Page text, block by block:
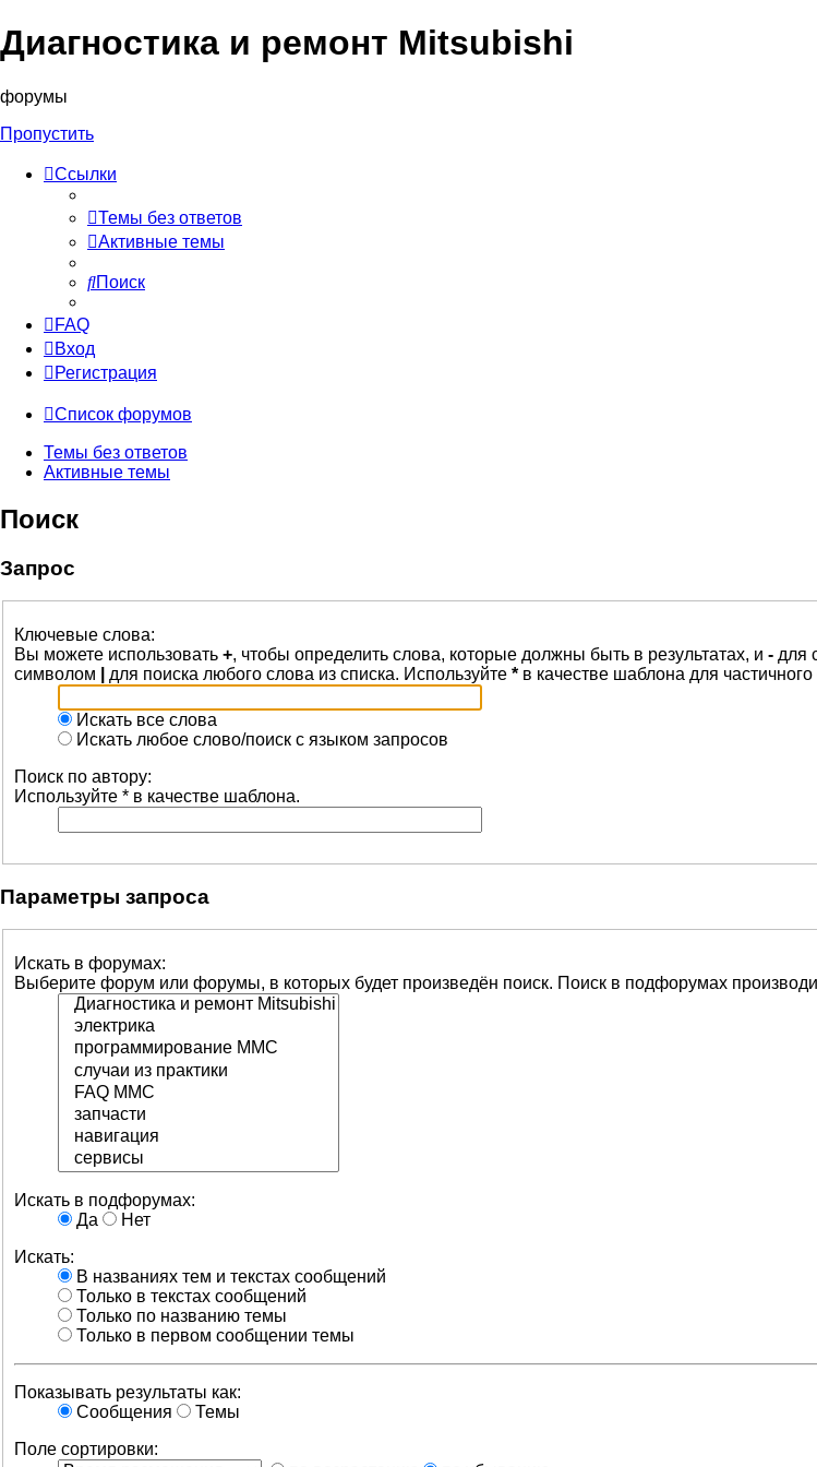
Диагностика и ремонт Mitsubishi
форумы
Пропустить
Ссылки
Темы без ответов
Активные темы
Поиск
FAQ
Вход
Регистрация
Список форумов
Темы без ответов
Активные темы
Поиск
Запрос
Ключевые слова:
Вы можете использовать +, чтобы определить слова, которые должны быть в результатах, и - для
символом
для поиска любого слова из списка. Используйте * в качестве шаблона для
Искать все слова
Искать любое слово/поиск с языком запросов
Поиск по автору:
Используйте * в качестве шаблона.
Параметры запроса
Искать в форумах:
Выберите форум или форумы, в которых будет произведён поиск. Поиск в подфорумах
Искать в подфорумах:
Да
Нет
Искать:
В названиях тем и текстах сообщений
Только в текстах сообщений
Только по названию темы
Только в первом сообщении темы
Показывать результаты как:
Сообщения
Темы
Поле сортировки: